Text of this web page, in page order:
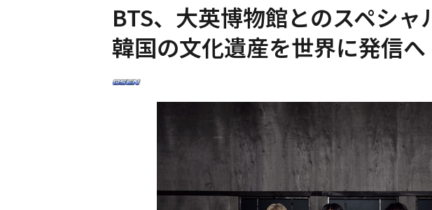
BTS、大英博物館とのスペシャ
韓国の文化遺産を世界に発信へ